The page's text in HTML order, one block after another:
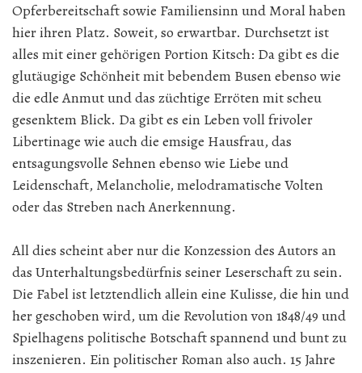
Opferbereitschaft sowie Familiensinn und Moral haben
hier ihren Platz. Soweit, so erwartbar. Durchsetzt ist
alles mit einer gehörigen Portion Kitsch: Da gibt es die
glutäugige Schönheit mit bebendem Busen ebenso wie
die edle Anmut und das züchtige Erröten mit scheu
gesenktem Blick. Da gibt es ein Leben voll frivoler
Libertinage wie auch die emsige Hausfrau, das
entsagungsvolle Sehnen ebenso wie Liebe und
Leidenschaft, Melancholie, melodramatische Volten
oder das Streben nach Anerkennung.
All dies scheint aber nur die Konzession des Autors an
das Unterhaltungsbedürfnis seiner Leserschaft zu sein.
Die Fabel ist letztendlich allein eine Kulisse, die hin und
her geschoben wird, um die Revolution von 1848/49 und
Spielhagens politische Botschaft spannend und bunt zu
inszenieren. Ein politischer Roman also auch. 15 Jahre